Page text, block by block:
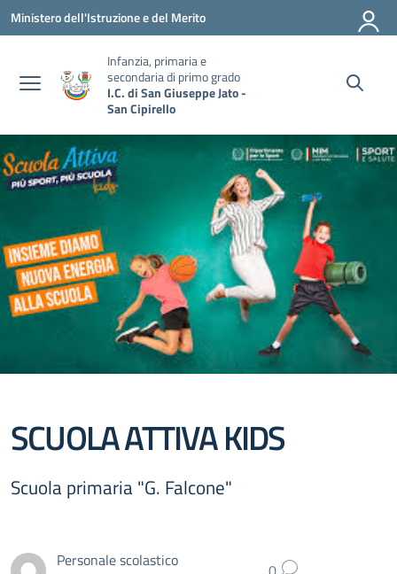
Vai ai contenuti
Vai al menu di navigazione
Vai al footer
Ministero dell'Istruzione e del Merito
Infanzia, primaria e
secondaria di primo grado
I.C. di San Giuseppe Jato -
San Cipirello
SCUOLA ATTIVA KIDS
Scuola primaria "G. Falcone"
Personale scolastico